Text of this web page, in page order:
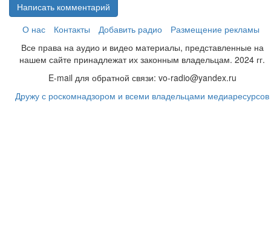
Написать комментарий
О нас
Контакты Добавить радио
Размещение рекламы
Все права на аудио и видео материалы, представленные на
нашем сайте принадлежат их законным владельцам. 2024 гг.
E-mail для обратной связи: vo-radio@yandex.ru
Дружу с роскомнадзором и всеми владельцами медиаресурсов